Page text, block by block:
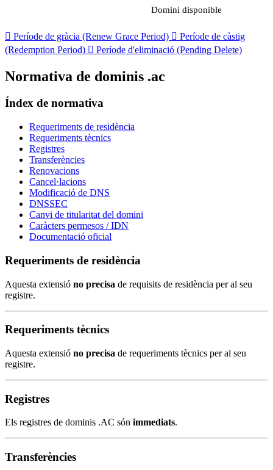
Domini disponible
 Període de gràcia (Renew Grace Period)  Període de càstig
(Redemption Period)  Període d'eliminació (Pending Delete)
Normativa de dominis .ac
Índex de normativa
Requeriments de residència
Requeriments tècnics
Registres
Transferències
Renovacions
Cancel·lacions
Modificació de DNS
DNSSEC
Canvi de titularitat del domini
Caràcters permesos / IDN
Documentació oficial
Requeriments de residència
Aquesta extensió no precisa de requisits de residència per al seu
registre.
Requeriments tècnics
Aquesta extensió no precisa de requeriments tècnics per al seu
registre.
Registres
Els registres de dominis .AC són immediats.
Transferències